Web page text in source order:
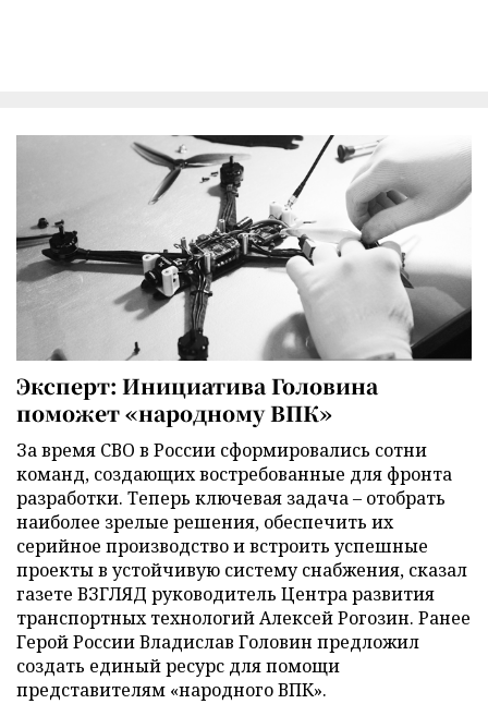
Эксперт: Инициатива Головина
поможет «народному ВПК»
За время СВО в России сформировались сотни
команд, создающих востребованные для фронта
разработки. Теперь ключевая задача – отобрать
наиболее зрелые решения, обеспечить их
серийное производство и встроить успешные
проекты в устойчивую систему снабжения, сказал
газете ВЗГЛЯД руководитель Центра развития
транспортных технологий Алексей Рогозин. Ранее
Герой России Владислав Головин предложил
создать единый ресурс для помощи
представителям «народного ВПК».